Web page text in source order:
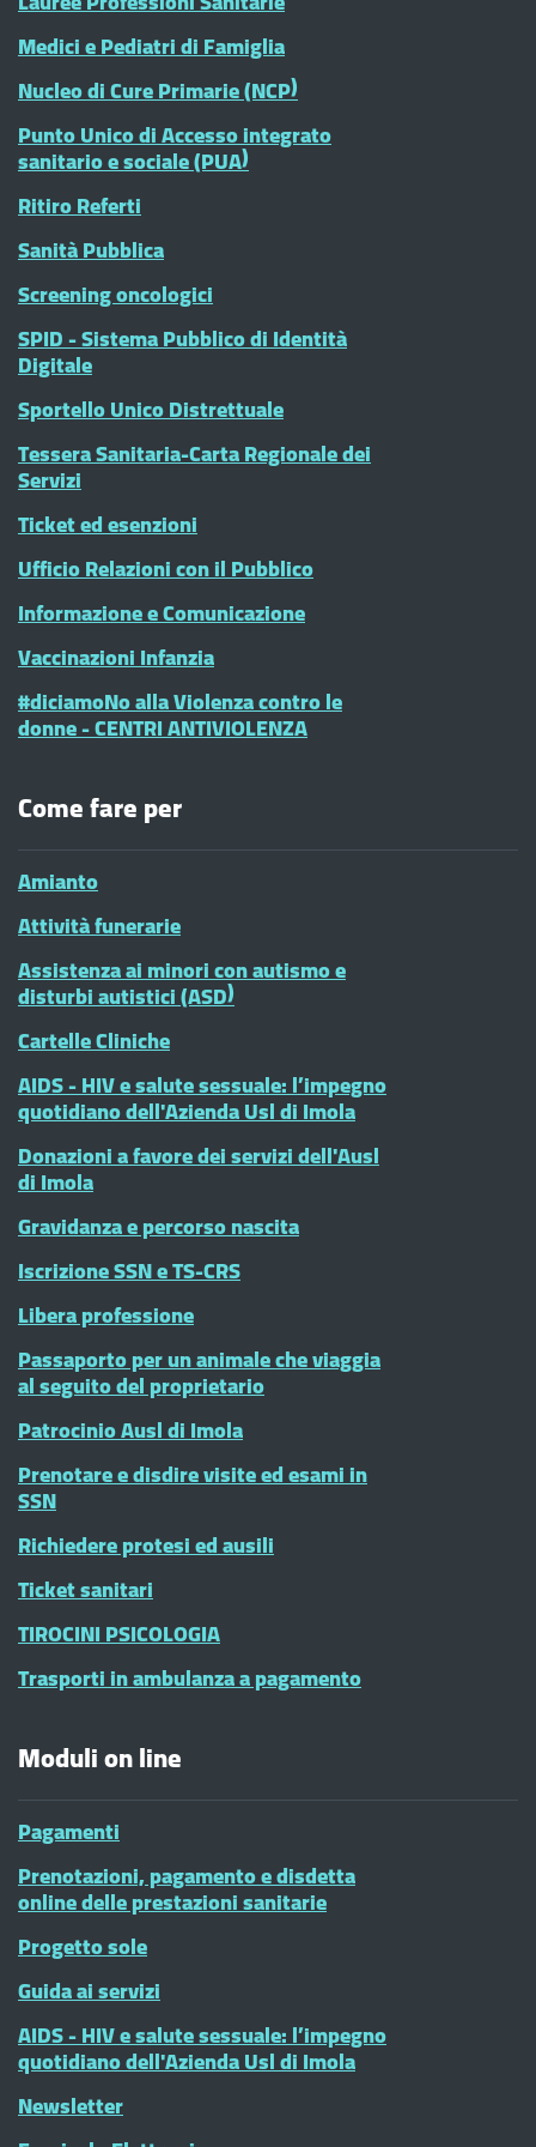
Medici e Pediatri di Famiglia
Nucleo di Cure Primarie (NCP)
Punto Unico di Accesso integrato
sanitario e sociale (PUA)
Ritiro Referti
Sanità Pubblica
Screening oncologici
SPID - Sistema Pubblico di Identità
Digitale
Sportello Unico Distrettuale
Tessera Sanitaria-Carta Regionale dei
Servizi
Ticket ed esenzioni
Ufficio Relazioni con il Pubblico
Informazione e Comunicazione
Vaccinazioni Infanzia
#diciamoNo alla Violenza contro le
donne - CENTRI ANTIVIOLENZA
Come fare per
Amianto
Attività funerarie
Assistenza ai minori con autismo e
disturbi autistici (ASD)
Cartelle Cliniche
AIDS - HIV e salute sessuale: l’impegno
quotidiano dell'Azienda Usl di Imola
Donazioni a favore dei servizi dell'Ausl
di Imola
Gravidanza e percorso nascita
Iscrizione SSN e TS-CRS
Libera professione
Passaporto per un animale che viaggia
al seguito del proprietario
Patrocinio Ausl di Imola
Prenotare e disdire visite ed esami in
SSN
Richiedere protesi ed ausili
Ticket sanitari
TIROCINI PSICOLOGIA
Trasporti in ambulanza a pagamento
Moduli on line
Pagamenti
Prenotazioni, pagamento e disdetta
online delle prestazioni sanitarie
Progetto sole
Guida ai servizi
AIDS - HIV e salute sessuale: l’impegno
quotidiano dell'Azienda Usl di Imola
Newsletter